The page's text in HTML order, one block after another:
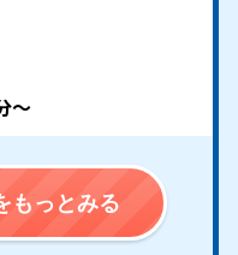
〜
もっとみる